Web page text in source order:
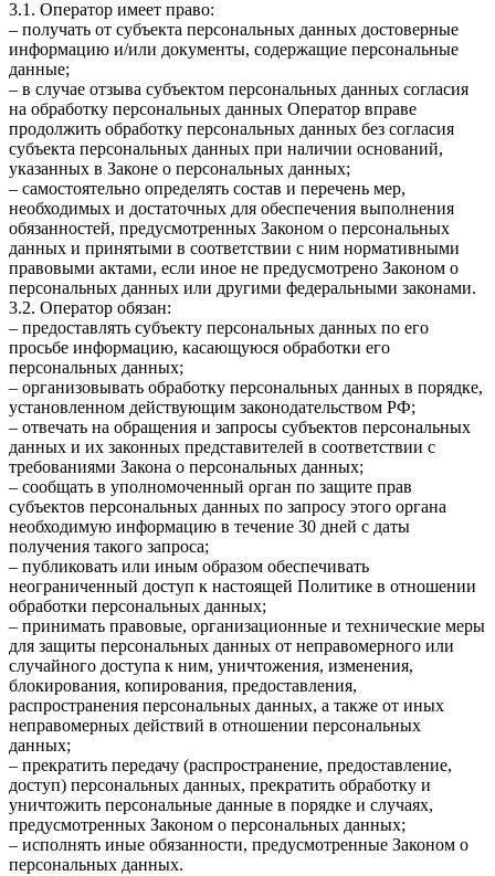
3.1. Оператор имеет право:
– получать от субъекта персональных данных достоверные
информацию и/или документы, содержащие персональные
данные;
– в случае отзыва субъектом персональных данных согласия
на обработку персональных данных Оператор вправе
продолжить обработку персональных данных без согласия
субъекта персональных данных при наличии оснований,
указанных в Законе о персональных данных;
– самостоятельно определять состав и перечень мер,
необходимых и достаточных для обеспечения выполнения
обязанностей, предусмотренных Законом о персональных
данных и принятыми в соответствии с ним нормативными
правовыми актами, если иное не предусмотрено Законом о
персональных данных или другими федеральными законами.
3.2. Оператор обязан:
– предоставлять субъекту персональных данных по его
просьбе информацию, касающуюся обработки его
персональных данных;
– организовывать обработку персональных данных в порядке,
установленном действующим законодательством РФ;
– отвечать на обращения и запросы субъектов персональных
данных и их законных представителей в соответствии с
требованиями Закона о персональных данных;
– сообщать в уполномоченный орган по защите прав
субъектов персональных данных по запросу этого органа
необходимую информацию в течение 30 дней с даты
получения такого запроса;
– публиковать или иным образом обеспечивать
неограниченный доступ к настоящей Политике в отношении
обработки персональных данных;
– принимать правовые, организационные и технические меры
для защиты персональных данных от неправомерного или
случайного доступа к ним, уничтожения, изменения,
блокирования, копирования, предоставления,
распространения персональных данных, а также от иных
неправомерных действий в отношении персональных
данных;
– прекратить передачу (распространение, предоставление,
доступ) персональных данных, прекратить обработку и
уничтожить персональные данные в порядке и случаях,
предусмотренных Законом о персональных данных;
– исполнять иные обязанности, предусмотренные Законом о
персональных данных.